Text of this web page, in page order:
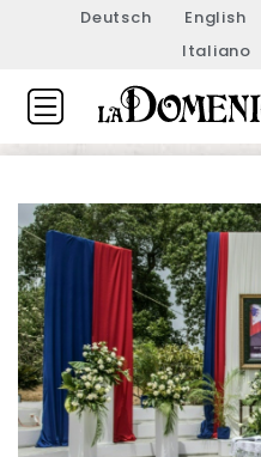
Deutsch English
Italiano